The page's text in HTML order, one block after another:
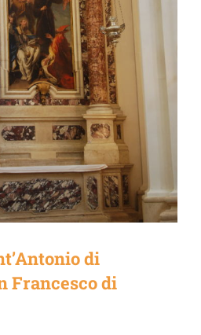
di
Francesco di